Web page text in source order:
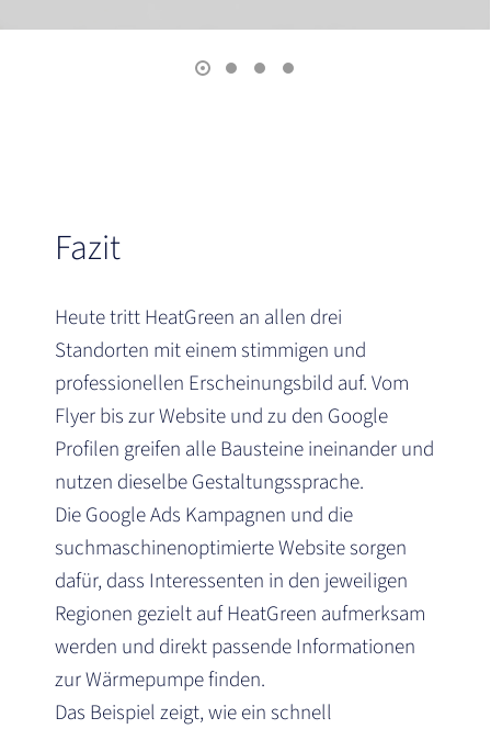
Fazit
Heute tritt HeatGreen an allen drei
Standorten mit einem stimmigen und
professionellen Erscheinungsbild auf. Vom
Flyer bis zur Website und zu den Google
Profilen greifen alle Bausteine ineinander und
nutzen dieselbe Gestaltungssprache.
Die Google Ads Kampagnen und die
suchmaschinenoptimierte Website sorgen
dafür, dass Interessenten in den jeweiligen
Regionen gezielt auf HeatGreen aufmerksam
werden und direkt passende Informationen
zur Wärmepumpe finden.
Das Beispiel zeigt, wie ein schnell